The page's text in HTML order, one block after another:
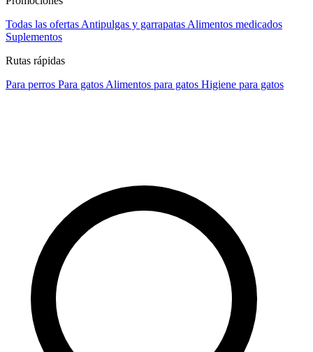
Todas las ofertas Antipulgas y garrapatas Alimentos medicados
Suplementos
Rutas rápidas
Para perros Para gatos Alimentos para gatos Higiene para gatos